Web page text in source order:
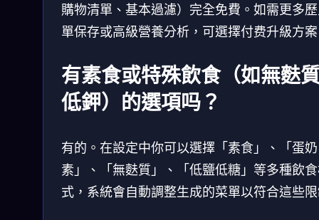
購物清單、基本過濾）完全免費。如需更多
單保存或高級營養分析，可選擇付费升級方
有素食或特殊飲食（如無麩
低鉀）的選項吗？
有的。在設定中你可以選擇「素食」、「蛋奶
素」、「無麩質」、「低鹽低糖」等多種飲
式，系統會自動調整生成的菜單以符合這些